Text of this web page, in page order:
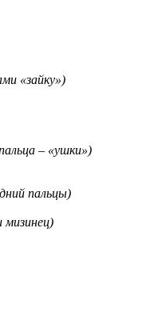
«зайку»)
– «ушки»)
пальцы)